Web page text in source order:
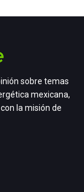
sobre temas
mexicana,
la misión de